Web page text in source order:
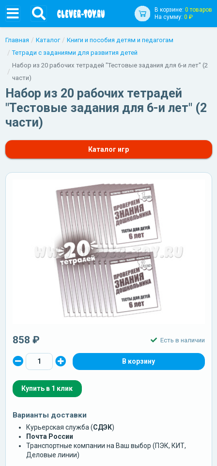
В корзине: 0 товаров
На сумму: 0 ₽
Главная Каталог
Книги и пособия детям и педагогам
Тетради с заданиями для развития детей
Набор из 20 рабочих тетрадей "Тестовые задания для 6-и лет" (2
части)
Набор из 20 рабочих тетрадей
"Тестовые задания для 6-и лет" (2
части)
Каталог игр
858 ₽ Есть в наличии
Купить в 1 клик
Варианты доставки
Курьерская служба (СДЭК)
Почта России
Транспортные компании на Ваш выбор (ПЭК, КИТ,
Деловые линии)